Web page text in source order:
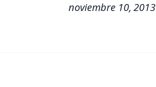
noviembre 10, 2013